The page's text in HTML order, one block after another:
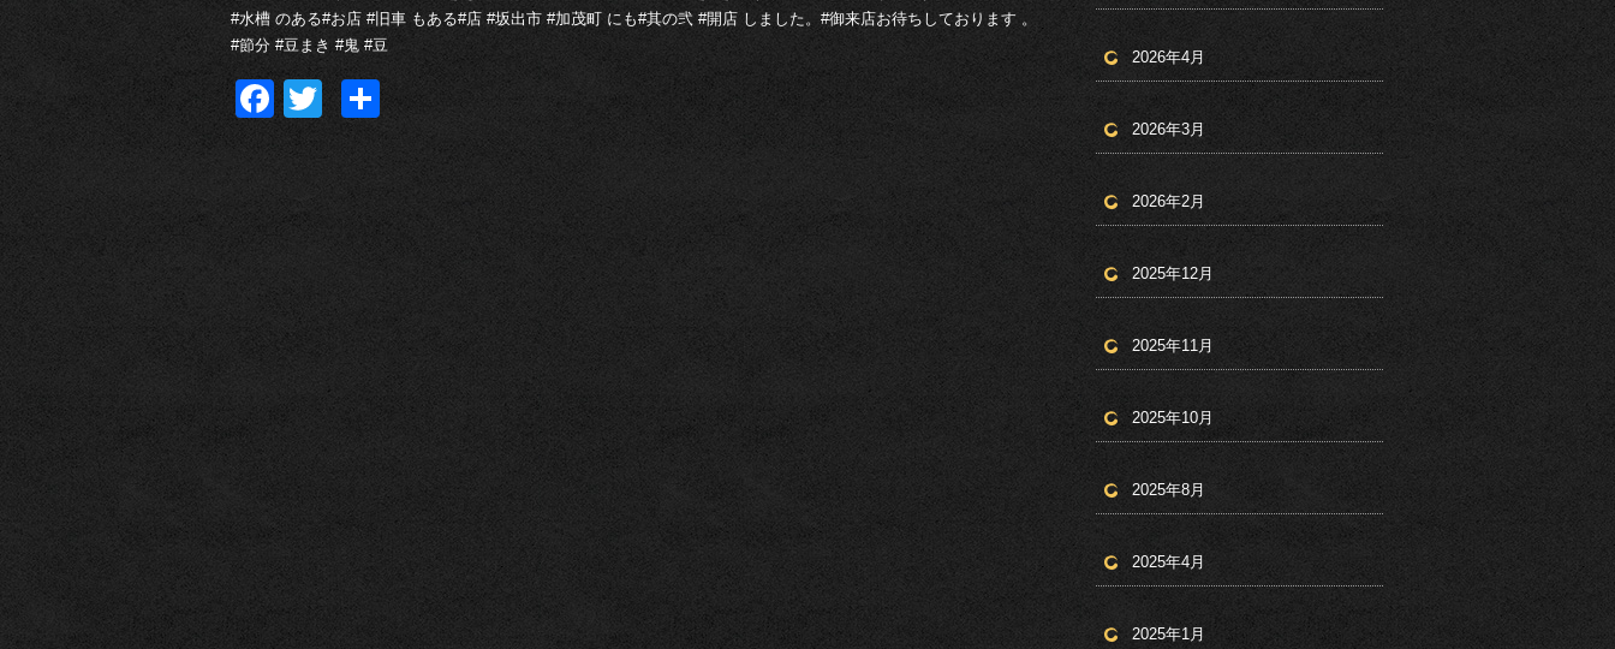
#水槽 のある#お店 #旧車 もある#店 #坂出市 #加茂町 にも#其の弐 #開店 しました。#御来店お待ちしております 。
#節分 #豆まき #鬼 #豆
Facebook
Twitter
共
2026年4月
2026年3月
2026年2月
2025年12月
2025年11月
2025年10月
2025年8月
2025年4月
2025年1月